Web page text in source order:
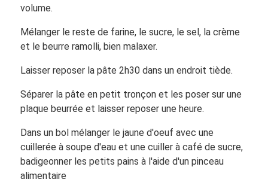
volume.
Mélanger le reste de farine, le sucre, le sel, la crème
et le beurre ramolli, bien malaxer.
Laisser reposer la pâte 2h30 dans un endroit tiède.
Séparer la pâte en petit tronçon et les poser sur une
plaque beurrée et laisser reposer une heure.
Dans un bol mélanger le jaune d'oeuf avec une
cuillerée à soupe d'eau et une cuiller à café de sucre,
badigeonner les petits pains à l'aide d'un pinceau
alimentaire